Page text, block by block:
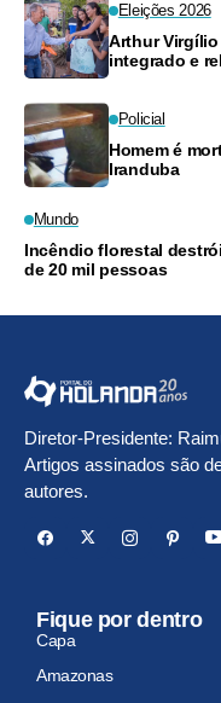
Eleições 2026
Arthur
integrado e
Policial
Homem é
Iranduba
Mundo
Incêndio florestal
de 20 mil pessoas
Diretor-Presidente:
Artigos assinados são
autores.
Fique por dentro
Capa
Amazonas